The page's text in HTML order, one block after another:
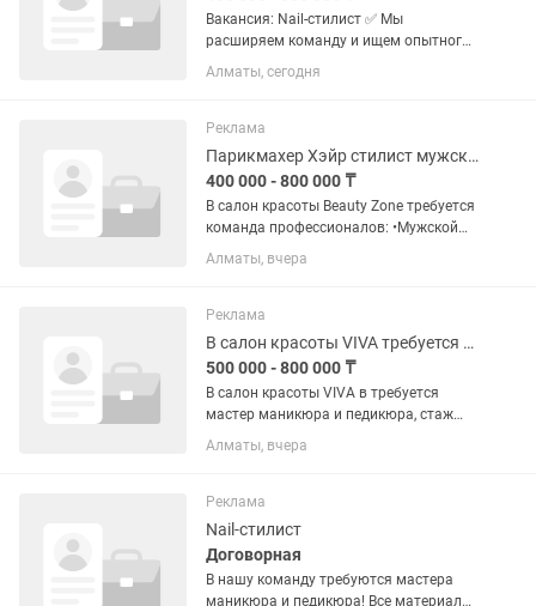
Вакансия: Nail-стилист ✅ Мы
расширяем команду и ищем опытного
nail-стилиста, который любит свою
работу, ценит качество и стремится
Алматы, сегодня
Реклама
Парикмахер Хэйр стилист мужской мастер
400 000 - 800 000 ₸
В салон красоты Beauty Zone требуется
команда профессионалов: •Мужской
парикмахер •Женский парикмахер
•Универсальный мастер (смежник)
Алматы, вчера
Реклама
В салон красоты VIVA требуется мастер маникюра и педикюра, nail-стилист
500 000 - 800 000 ₸
В салон красоты VIVA в требуется
мастер маникюра и педикюра, стаж
работы от года, график 5/2. Материалы
ваши. Зп и остальные условия
Адрес: Макатаева 127/1, ТРЦ Мега...
Алматы, вчера
Реклама
Nail-стилист
Договорная
В нашу команду требуются мастера
маникюра и педикюра! Все материалы